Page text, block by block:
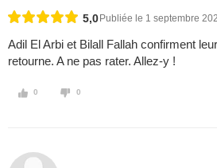
5,0 Publiée le 1 septembre
Adil El Arbi et Bilall Fallah confirment
retourne. A ne pas rater. Allez-y !
0 0